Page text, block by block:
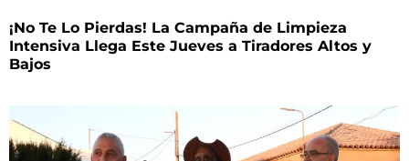
¡No Te Lo Pierdas! La Campaña de Limpieza
Intensiva Llega Este Jueves a Tiradores Altos y
Bajos